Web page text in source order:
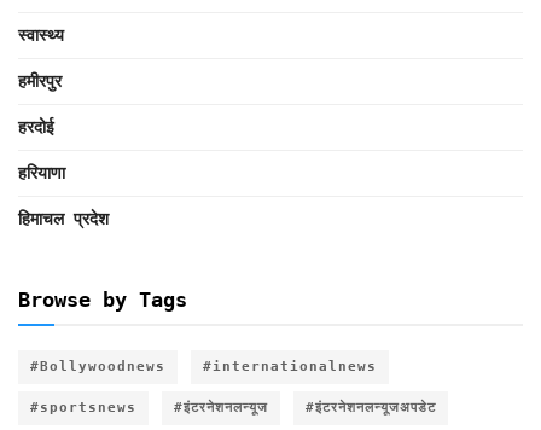
स्वास्थ्य
हमीरपुर
हरदोई
हरियाणा
हिमाचल प्रदेश
Browse by Tags
#Bollywoodnews #internationalnews
#sportsnews #इंटरनेशनलन्यूज #इंटरनेशनलन्यूजअपडेट